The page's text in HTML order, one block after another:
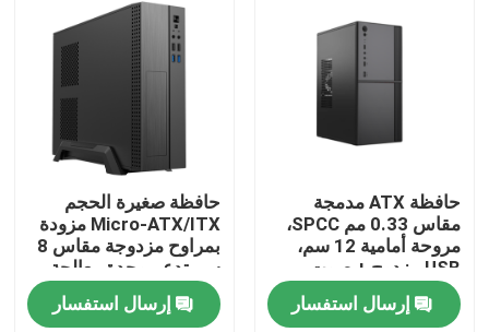
حافظة ATX مدمجة
مقاس 0.33 مم SPCC،
مروحة أمامية 12 سم،
USB مزدوج + صوت،
دعم M-ATX،
260*160*350 مم
إرسال استفسار
حافظة صغيرة الحجم
Micro-ATX/ITX مزودة
بمراوح مزدوجة مقاس 8
سم تدعم وحدة معالجة
الرسومات مقاس 245
مم
إرسال استفسار